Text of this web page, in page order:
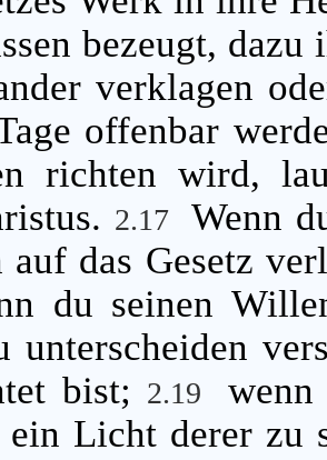
bezeugt,
verklagen
offenbar
richten wird,
2.17
Wenn
das Gesetz
du seinen
unterscheiden
bist; 2.19
Licht derer zu